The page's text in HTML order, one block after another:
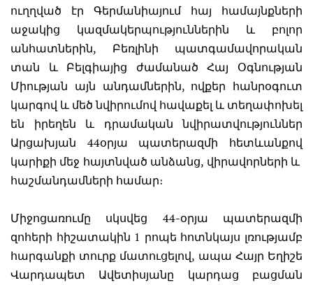
ուղղված էր Գերմանիայում հայ համայնքների
աջակից կազմակերպություններին և բոլոր
անհատներին, Բեռլինի պատգամավորական
տան և Բելգիայից ժամանած Հայ Օգնության
Միության այն անդամներին, ովքեր հանրօգուտ
կարգով և մեծ նվիրումով հավաքել և տեղափոխել
են իրեղեն և դրամական նվիրատվություններ
Արցախյան 44օրյա պատերազմի հետևանքով
կարիքի մեջ հայտնված անձանց, վիրավորների և
հաշմանդամների համար։
Միջոցառումը սկսվեց 44-օրյա պատերազմի
զոհերի հիշատակին 1 րոպե հոտնկայս լռությամբ
հարգանքի տուրք մատուցելով, ապա Հայր Եղիշե
Վարդապետ Ավետիսյանը կարդաց բացման